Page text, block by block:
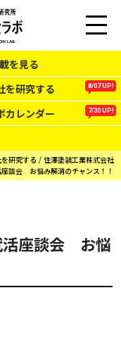
EN
を見る
を研究する 8/07 UP!
カレンダー 7/30 UP!
研究する
住澤塗装工業株式会社
談会 お悩み解消のチャンス！！
活座談会 お悩